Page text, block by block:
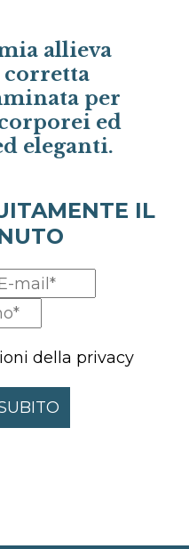
allieva
per
ed
eleganti.
IL
della privacy